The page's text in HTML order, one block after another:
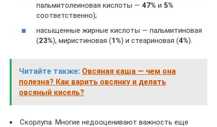
пальмитолеиновая кислоты — 47% и 5%
соответственно);
насыщенные жирные кислоты — пальмитиновая
(23%), миристиновая (1%) и стеариновая (4%).
Читайте также: Овсяная каша — чем она
полезна? Как варить овсянку и делать
овсяный кисель?
Скорлупа. Многие недооценивают важность еще